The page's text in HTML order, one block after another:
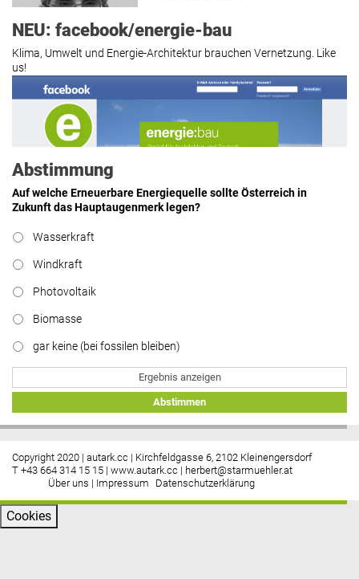
Roland Mösl: „Man wollte wohl
Kasse machen statt neue Produkte
erfinden.“ lesen
Hier geht’s zu allen Kommentaren
NEU: facebook/energie-bau
Klima, Umwelt und Energie-Architektur brauchen Vernetzung. Like
us!
Abstimmung
Auf welche Erneuerbare Energiequelle sollte Österreich in
Zukunft das Hauptaugenmerk legen?
Wasserkraft
Windkraft
Photovoltaik
Biomasse
gar keine (bei fossilen bleiben)
Ergebnis anzeigen
Abstimmen
Copyright 2020 | autark.cc | Kirchfeldgasse 6, 2102 Kleinengersdorf
T +43 664 314 15 15 | www.autark.cc | herbert@starmuehler.at
Über uns | Impressum Datenschutzerklärung
Cookies